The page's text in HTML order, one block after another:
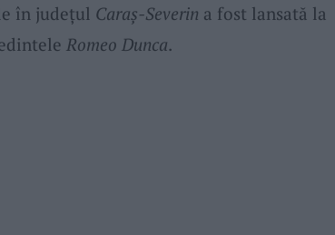
în județul Caraș-Severin a fost lansată la
Romeo Dunca.